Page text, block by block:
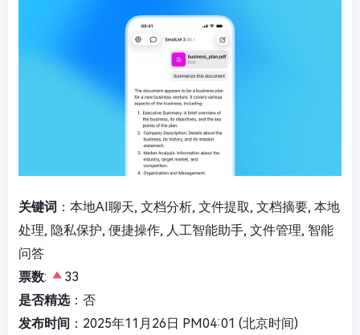
关键词 ：本地AI聊天, 文档分析, 文件提取, 文档摘要, 本地
处理, 隐私保护, 便捷操作, 人工智能助手, 文件管理, 智能
问答
票数:
33
是否精选：否
发布时间 ：2025年11月26日 PM04:01 (北京时间)